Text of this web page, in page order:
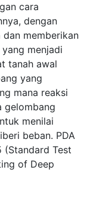
cara
dengan
memberikan
menjadi
tanah awal
yang
mana reaksi
gelombang
menilai
beban. PDA
(Standard Test
of Deep